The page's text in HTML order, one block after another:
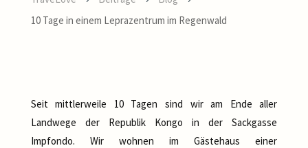
10 Tage in einem Leprazentrum im Regenwald
Seit mittlerweile 10 Tagen sind wir am Ende aller
Landwege der Republik Kongo in der Sackgasse
Impfondo. Wir wohnen im Gästehaus einer